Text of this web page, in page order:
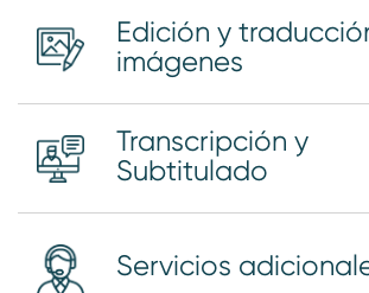
Edición y
imágenes
Transcripción y
Subtitulado
Servicios